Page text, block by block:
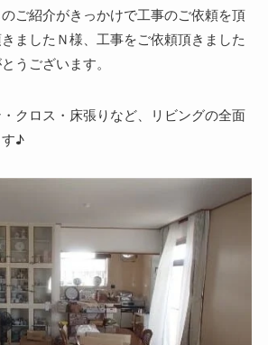
ご紹介がきっかけで工事のご依頼を頂
ましたＮ様、工事をご依頼頂きました
うございます。
クロス・床張りなど、リビングの全面
♪